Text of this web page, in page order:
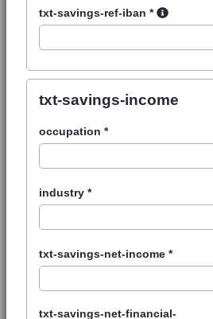
txt-savings-ref-iban *
txt-savings-income
occupation *
industry *
txt-savings-net-income *
txt-savings-net-financial-